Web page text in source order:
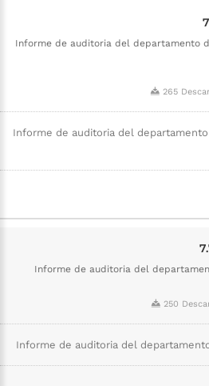
Informe de auditoria del departamento
265
Informe de auditoria del
Informe de auditoria del
250
Informe de auditoria del